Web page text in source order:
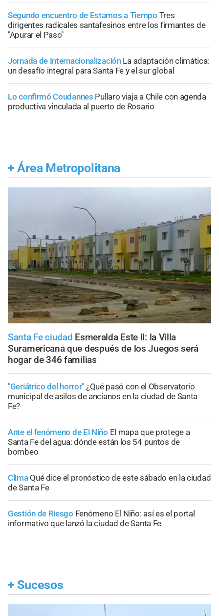
Segundo encuentro de Estamos a Tiempo Tres
dirigentes radicales santafesinos entre los firmantes de
"Apurar el Paso"
Jornada de Internacionalización La adaptación climática:
un desafío integral para Santa Fe y el sur global
Lo confirmó Coudannes Pullaro viaja a Chile con agenda
productiva vinculada al puerto de Rosario
+ Área Metropolitana
Santa Fe ciudad Esmeralda Este II: la Villa
Suramericana que después de los Juegos será
hogar de 346 familias
"Geriátrico del horror" ¿Qué pasó con el Observatorio
municipal de asilos de ancianos en la ciudad de Santa
Fe?
Ante el fenómeno de El Niño El mapa que protege a
Santa Fe del agua: dónde están los 54 puntos de
bombeo
Clima Qué dice el pronóstico de este sábado en la ciudad
de Santa Fe
Gestión de Riesgo Fenómeno El Niño: así es el portal
informativo que lanzó la ciudad de Santa Fe
+ Sucesos